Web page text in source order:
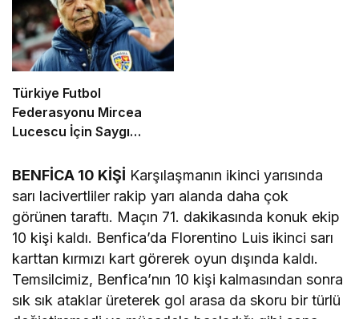
Türkiye Futbol
Federasyonu Mircea
Lucescu İçin Saygı
BENFİCA 10 KİŞİ Karşılaşmanın ikinci yarısında
sarı lacivertliler rakip yarı alanda daha çok
görünen taraftı. Maçın 71. dakikasında konuk ekip
10 kişi kaldı. Benfica’da Florentino Luis ikinci sarı
karttan kırmızı kart görerek oyun dışında kaldı.
Temsilcimiz, Benfica’nın 10 kişi kalmasından sonra
sık sık ataklar üreterek gol arasa da skoru bir türlü